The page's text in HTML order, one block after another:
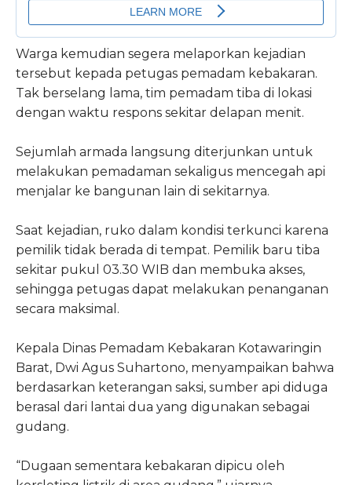
Warga kemudian segera melaporkan kejadian
tersebut kepada petugas pemadam kebakaran.
Tak berselang lama, tim pemadam tiba di lokasi
dengan waktu respons sekitar delapan menit.
Sejumlah armada langsung diterjunkan untuk
melakukan pemadaman sekaligus mencegah api
menjalar ke bangunan lain di sekitarnya.
Saat kejadian, ruko dalam kondisi terkunci karena
pemilik tidak berada di tempat. Pemilik baru tiba
sekitar pukul 03.30 WIB dan membuka akses,
sehingga petugas dapat melakukan penanganan
secara maksimal.
Kepala Dinas Pemadam Kebakaran Kotawaringin
Barat, Dwi Agus Suhartono, menyampaikan bahwa
berdasarkan keterangan saksi, sumber api diduga
berasal dari lantai dua yang digunakan sebagai
gudang.
“Dugaan sementara kebakaran dipicu oleh